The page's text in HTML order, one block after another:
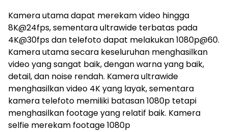
Kamera utama dapat merekam video hingga
8K@24fps, sementara ultrawide terbatas pada
4K@30fps dan telefoto dapat melakukan 1080p@60.
Kamera utama secara keseluruhan menghasilkan
video yang sangat baik, dengan warna yang baik,
detail, dan noise rendah. Kamera ultrawide
menghasilkan video 4K yang layak, sementara
kamera telefoto memiliki batasan 1080p tetapi
menghasilkan footage yang relatif baik. Kamera
selfie merekam footage 1080p